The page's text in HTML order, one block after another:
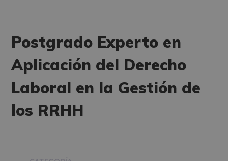
Postgrado Experto en
Aplicación del Derecho
Laboral en la Gestión de
los RRHH